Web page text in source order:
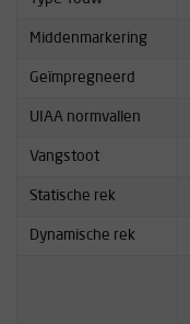
Middenmarkering
Geïmpregneerd
UIAA normvallen
Vangstoot
Statische rek
Dynamische rek